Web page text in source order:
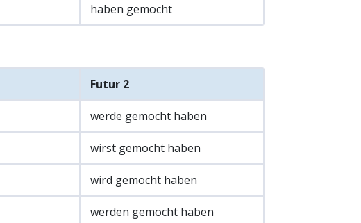
haben gemocht
Futur 2
werde gemocht haben
wirst gemocht haben
wird gemocht haben
werden gemocht haben